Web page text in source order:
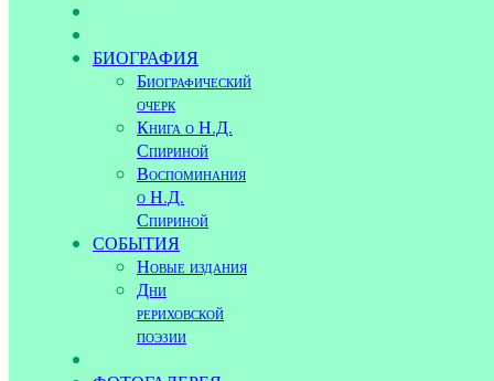
БИОГРАФИЯ
Биографический
очерк
Книга о Н.Д.
Спириной
Воспоминания
о Н.Д.
Спириной
СОБЫТИЯ
Новые издания
Дни
рериховской
поэзии